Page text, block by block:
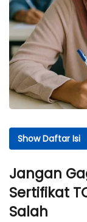
Show Daftar Isi
Jangan Gagal
ITP untuk LPDP
Kebijakan LPDP
Jangan
Sertifikat
Salah